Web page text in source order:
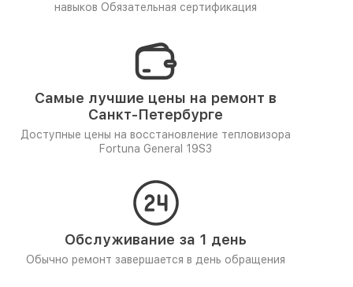
навыков Обязательная сертификация
Самые лучшие цены на ремонт в
Санкт-Петербурге
Доступные цены на восстановление тепловизора
Fortuna General 19S3
Обслуживание за 1 день
Обычно ремонт завершается в день обращения